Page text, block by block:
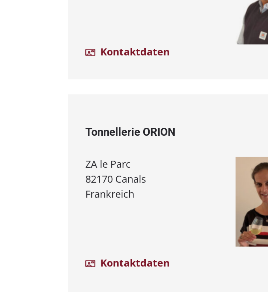
Kontaktdaten
Tonnellerie ORION
ZA le Parc
82170 Canals
Frankreich
Kontaktdaten